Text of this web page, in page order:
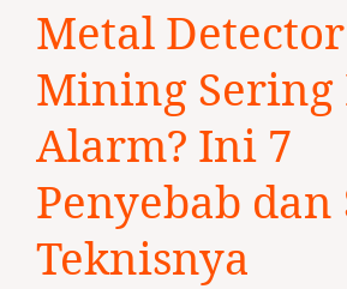
Metal Detector
Mining Sering
Alarm? Ini 7
Penyebab dan
Teknisnya
Detector
Sering
False
Alarm?
Ini
7
Penyebab